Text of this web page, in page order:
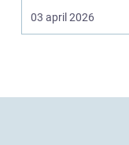
För många hushåll
runt Krist...
03 april 2026